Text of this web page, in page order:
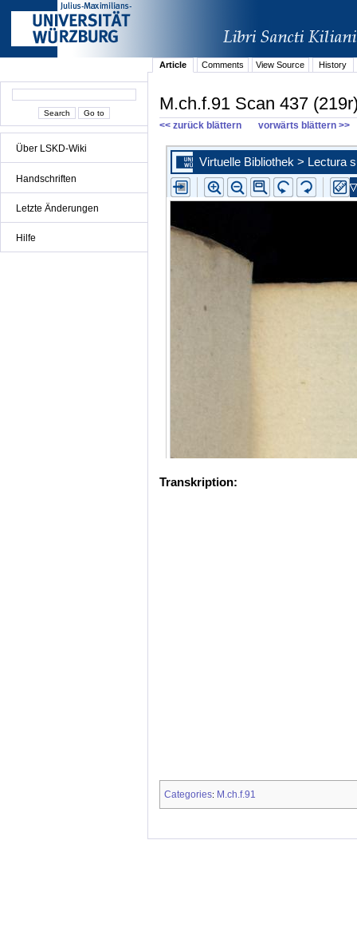
Über LSKD-Wiki
Handschriften
Letzte Änderungen
Hilfe
Article Comments View Source History
M.ch.f.91 Scan 437
<< zurück blättern vorwärts blättern >>
Transkription:
Categories: M.ch.f.91